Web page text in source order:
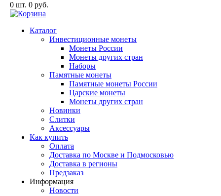
0 шт. 0 руб.
Каталог
Инвестиционные монеты
Монеты России
Монеты других стран
Наборы
Памятные монеты
Памятные монеты России
Царские монеты
Монеты других стран
Новинки
Слитки
Аксессуары
Как купить
Оплата
Доставка по Москве и Подмосковью
Доставка в регионы
Предзаказ
Информация
Новости